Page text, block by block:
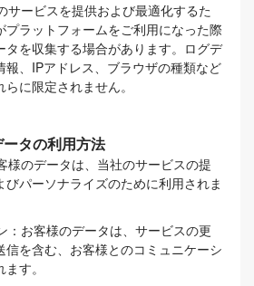
サービスを提供および最適化するた
プラットフォームをご利用になった際
タを収集する場合があります。ログデ
報、IPアドレス、ブラウザの種類など
に限定されません。
タの利用方法
様のデータは、当社のサービスの提
パーソナライズのために利用されま
：お客様のデータは、サービスの更
信を含む、お客様とのコミュニケーシ
す。